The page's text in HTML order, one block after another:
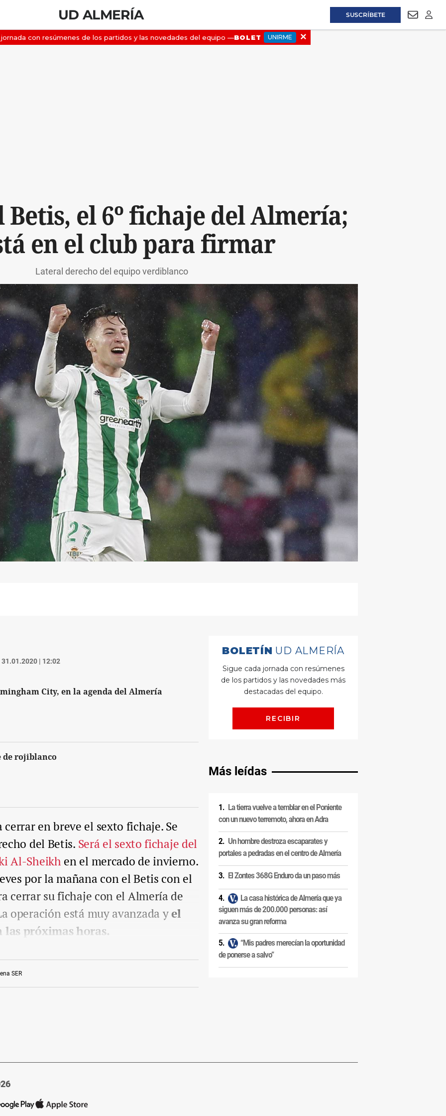
SUSCRÍBETE
UD ALMERÍA
Betis, el 6º fichaje del Almería;
en el club para firmar
Lateral derecho del equipo verdiblanco
31.01.2020 | 12:02
SER
City, en la agenda del Almería
de rojiblanco
cerrar en breve el sexto fichaje. Se
del Betis.Será el sexto fichaje del
Al-Sheikh en el mercado de invierno.
por la mañana con el Betis con el
cerrar su fichaje con el Almería de
operación está muy avanzada yel
próximas horas.
Más leídas
La tierra vuelve a temblar en el Poniente
con un nuevo terremoto, ahora en Adra
Un hombre destroza escaparates y
portales a pedradas en el centro de Almería
El Zontes 368G Enduro da un paso más
La casa histórica de Almería que ya
siguen más de 200.000 personas: así
avanza su gran reforma
“Mis padres merecían la oportunidad
de ponerse a salvo”